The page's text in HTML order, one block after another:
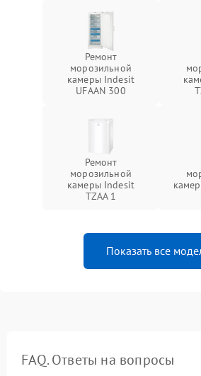
Ремонт
морозильной
камеры Indesit
UFAAN 300
Ремонт
морозильной
камеры Indesit
TZAA 1
Показать все
FAQ. Ответы на вопросы